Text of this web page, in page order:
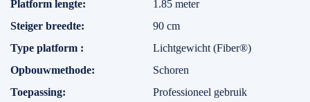
Platform lengte
1.85 meter
Steiger breedte
90 cm
Type platform
Lichtgewicht (Fiber®)
Opbouwmethode
Schoren
Toepassing
Professioneel gebruik